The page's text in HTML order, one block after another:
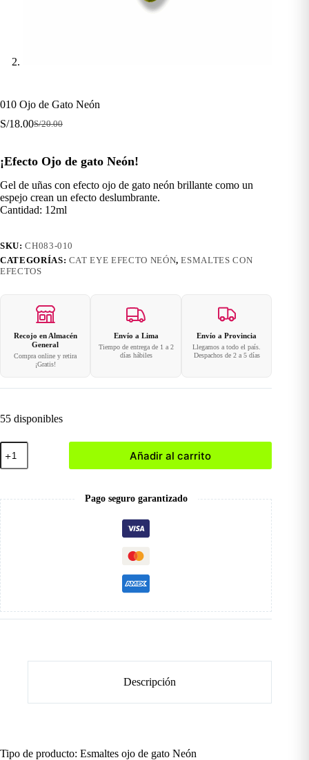
010 Ojo de Gato Neón
S/20.00
El
original
era:
S/20.00.
S/18.00El
actual
es:
S/18.00.
¡Efecto Ojo de gato Neón!
Gel de uñas con efecto ojo de gato neón brillante como un
espejo crean un efecto deslumbrante.
Cantidad: 12ml
SKU:CH083-010
CATEGORÍAS: CAT EYE EFECTO NEÓN,ESMALTES CON
EFECTOS
Recojo en Almacén
General
Compra online y retira
¡Gratis!
Envío a Lima
Tiempo de entrega de 1 a 2
días hábiles
Envío a Provincia
Llegamos a todo el país.
Despachos de 2 a 5 días
55 disponibles
010
Ojo
de
cantidad
Añadir al carrito
Pago seguro garantizado
Descripción
Tipo de producto: Esmaltes ojo de gato Neón